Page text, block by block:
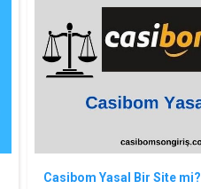
Casibom Yasal Bir Site mi?